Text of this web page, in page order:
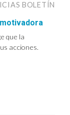
BOLETÍN
que la
acciones.